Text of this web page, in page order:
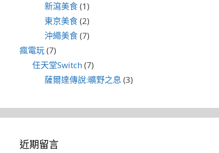
新瀉美食(1)
東京美食(2)
沖繩美食(7)
瘋電玩(7)
任天堂Switch(7)
薩爾達傳說:曠野之息 (3)
近期留言